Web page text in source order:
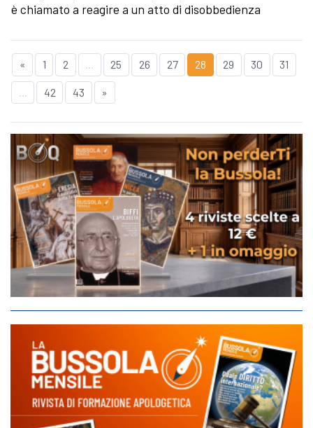
è chiamato a reagire a un atto di disobbedienza
« 1 2 ... 25 26 27 28 29 30 31
42 43 »